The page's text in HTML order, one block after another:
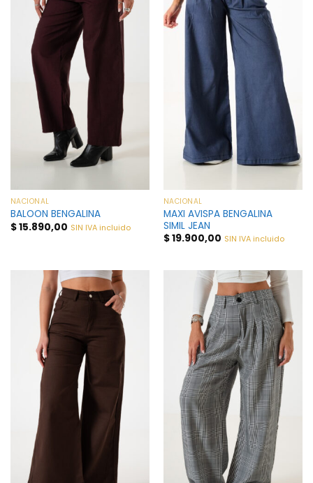
NACIONAL
BALOON BENGALINA
$15.890,00 SIN IVA incluido
NACIONAL
MAXI AVISPA BENGALINA
SIMIL JEAN
$19.900,00 SIN IVA incluido